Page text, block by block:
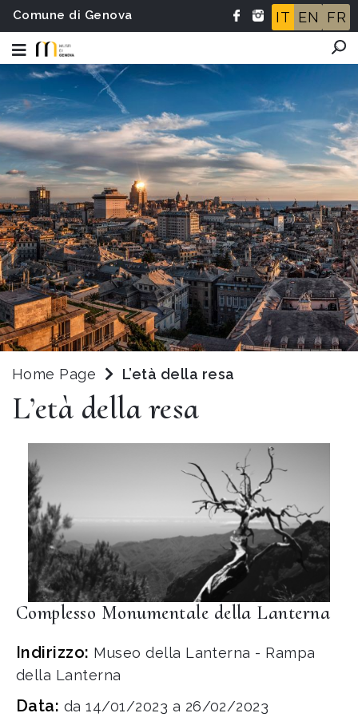
Comune di Genova IT EN FR
Home Page L’età della resa
L’età della resa
Complesso Monumentale della Lanterna
Indirizzo: Museo della Lanterna - Rampa
della Lanterna
Data: da 14/01/2023 a 26/02/2023